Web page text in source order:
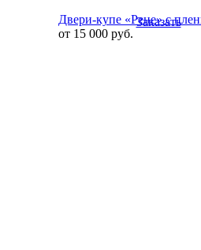
Двери-купе «Рене» с
от 15 000руб.
Заказать